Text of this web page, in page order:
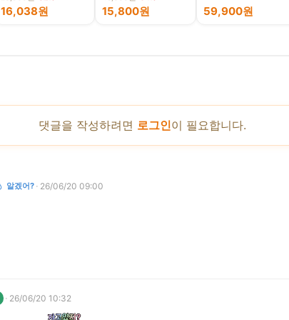
16,038원 15,800원 59,900원
댓글을 작성하려면 로그인이 필요합니다.
알겠어? · 26/06/20 09:00
· 26/06/20 10:32